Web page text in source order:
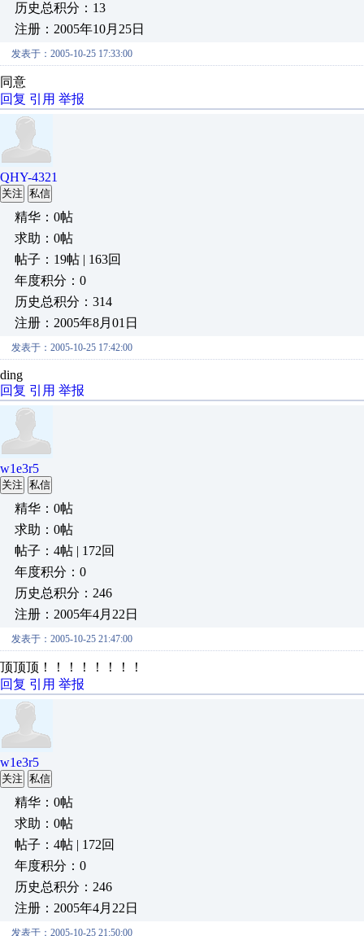
历史总积分：13
注册：2005年10月25日
发表于：2005-10-25 17:33:00
同意
回复 引用 举报
QHY-4321
关注 私信
精华：0帖
求助：0帖
帖子：19帖 | 163回
年度积分：0
历史总积分：314
注册：2005年8月01日
发表于：2005-10-25 17:42:00
ding
回复 引用 举报
w1e3r5
关注 私信
精华：0帖
求助：0帖
帖子：4帖 | 172回
年度积分：0
历史总积分：246
注册：2005年4月22日
发表于：2005-10-25 21:47:00
顶顶顶！！！！！！！！
回复 引用 举报
w1e3r5
关注 私信
精华：0帖
求助：0帖
帖子：4帖 | 172回
年度积分：0
历史总积分：246
注册：2005年4月22日
发表于：2005-10-25 21:50:00